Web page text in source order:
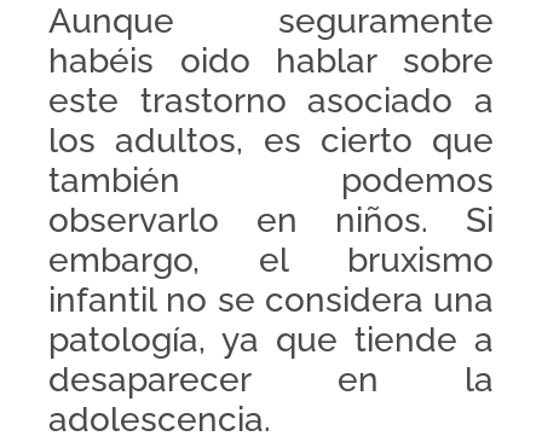
Aunque seguramente
habéis oido hablar sobre
este trastorno asociado a
los adultos, es cierto que
también podemos
observarlo en niños. Si
embargo, el bruxismo
infantil no se considera una
patología, ya que tiende a
desaparecer en la
adolescencia.